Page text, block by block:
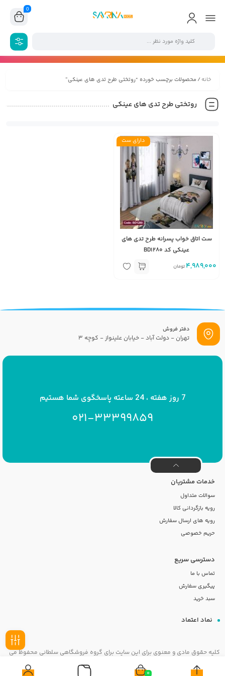
0
خانه/ محصولات برچسب خورده “روتختی طرح تدی های عینکی”
روتختی طرح تدی های عینکی
دارای ست
ست اتاق خواب پسرانه طرح تدی های
عینکی کد BD1280
4,989,000 تومان
0
دفتر فروش
تهران - دولت آباد - خیابان علینواز - کوچه 3
7 روز هفته ، 24 ساعته پاسخگوی شما هستیم
021-33399859
خدمات مشتریان
سوالات متداول
رویه بازگردانی کالا
رویه های ارسال سفارش
حریم خصوصی
دسترسی سریع
تماس با ما
پیگیری سفارش
سبد خرید
نماد اعتماد
کلیه حقوق مادی و معنوی برای این سایت برای گروه فروشگاهی سلطانی محفوظ می